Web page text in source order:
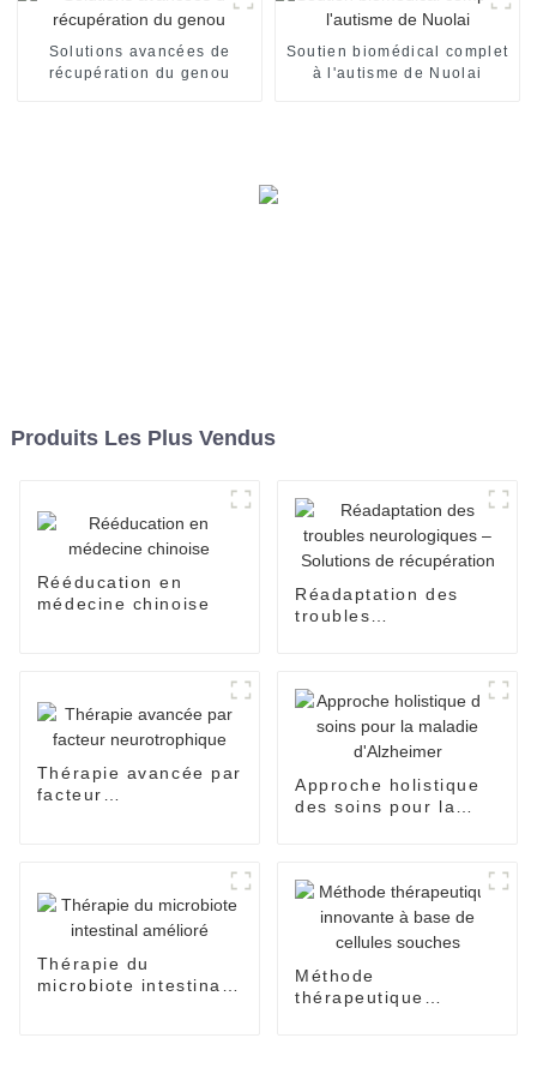
Solutions avancées de
récupération du genou
Soutien biomédical complet
à l'autisme de Nuolai
Produits Les Plus Vendus
Rééducation en
médecine chinoise
Réadaptation des
troubles
Thérapie avancée par
facteur
Approche holistique
des soins pour la
Thérapie du
microbiote intestinal
Méthode
thérapeutique